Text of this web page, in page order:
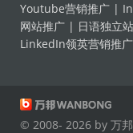
Youtube营销推广 |
网站推广 | 日语独立站
LinkedIn领英营销推广
© 2008- 2026 by 万